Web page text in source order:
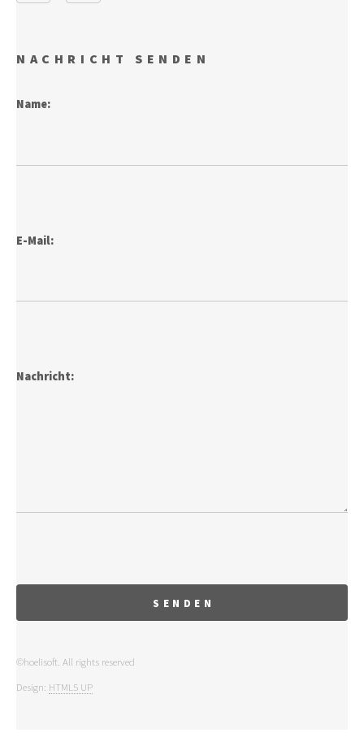
NACHRICHT SENDEN
Name:
E-Mail:
Nachricht:
©hoelisoft. All rights reserved
Design: HTML5 UP